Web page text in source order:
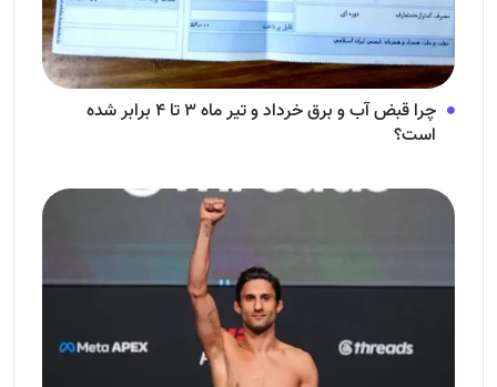
چرا قبض آب و برق خرداد و تیر ماه ۳ تا ۴ برابر شده
است؟